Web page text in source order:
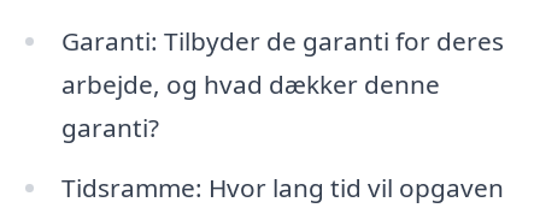
Garanti: Tilbyder de garanti for deres
arbejde, og hvad dækker denne
garanti?
Tidsramme: Hvor lang tid vil opgaven